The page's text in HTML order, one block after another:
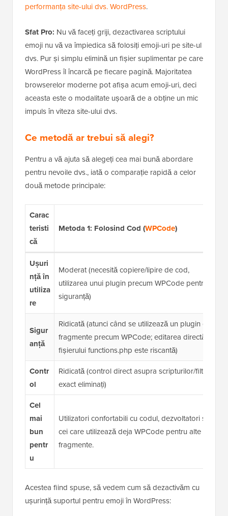
performanța site-ului dvs. WordPress.
Sfat Pro: Nu vă faceți griji, dezactivarea scriptului
emoji nu vă va împiedica să folosiți emoji-uri pe site-ul
dvs. Pur și simplu elimină un fișier suplimentar pe care
WordPress îl încarcă pe fiecare pagină. Majoritatea
browserelor moderne pot afișa acum emoji-uri, deci
aceasta este o modalitate ușoară de a obține un mic
impuls în viteza site-ului dvs.
Ce metodă ar trebui să alegi?
Pentru a vă ajuta să alegeți cea mai bună abordare
pentru nevoile dvs., iată o comparație rapidă a celor
două metode principale:
Carac
teristi
că
Metoda 1: Folosind Cod (WPCode)
Ușuri
nță în
utiliza
re
Moderat (necesită copiere/lipire de cod,
utilizarea unui plugin precum WPCode pentru
siguranță)
Sigur
anță
Ridicată (atunci când se utilizează un plugin de
fragmente precum WPCode; editarea directă a
fișierului functions.php este riscantă)
Contr
ol
Ridicată (control direct asupra scripturilor/filtrilor
exact eliminați)
Cel
mai
bun
pentr
u
Utilizatori confortabili cu codul, dezvoltatori sau
cei care utilizează deja WPCode pentru alte
fragmente.
Acestea fiind spuse, să vedem cum să dezactivăm cu
ușurință suportul pentru emoji în WordPress: